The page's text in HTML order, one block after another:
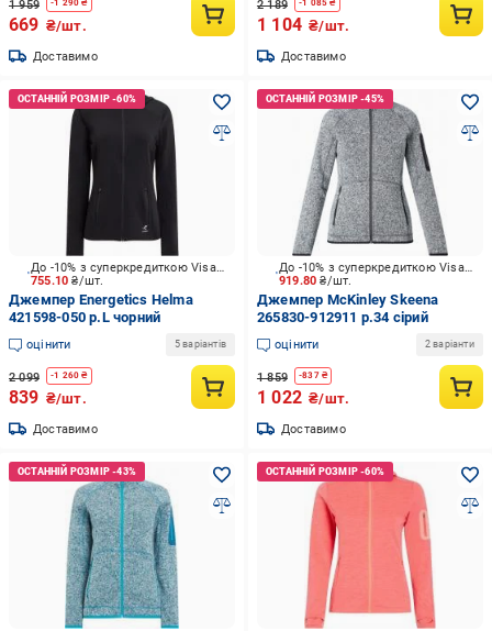
1 959 -1 290 ₴
669 ₴/шт.
Доставимо
2 189 -1 085 ₴
1 104 ₴/шт.
Доставимо
755.10₴/шт.
До -10% з суперкредиткою Visa Вигода
Джемпер Energetics Helma
421598-050 р.L чорний
оцінити 5 варіантів
2 099 -1 260 ₴
839 ₴/шт.
Доставимо
919.80₴/шт.
До -10% з суперкредиткою Visa Вигода
Джемпер McKinley Skeena
265830-912911 р.34 сірий
оцінити 2 варіанти
1 859 -837₴
1 022 ₴/шт.
Доставимо